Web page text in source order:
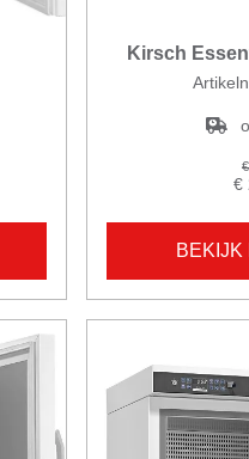
Kirsch
€
BEKIJK